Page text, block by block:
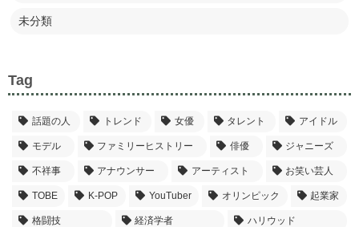
未分類
Tag
話題の人 トレンド 女優 タレント アイドル
モデル ファミリーヒストリー 俳優 ジャニーズ
不祥事 アナウンサー アーティスト お笑い芸人
TOBE K-POP YouTuber オリンピック 起業家
格闘技 経済学者 ハリウッド